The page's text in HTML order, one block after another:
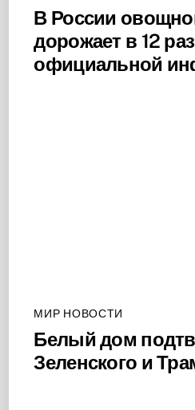
В России
дорожает в 12
официальной
МИР НОВОСТИ
Белый дом
Зеленского и